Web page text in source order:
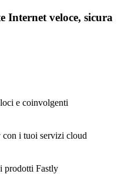
Internet veloce, sicura
e coinvolgenti
con i tuoi servizi cloud
prodotti Fastly